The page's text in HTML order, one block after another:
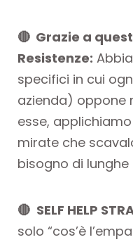
🔴 Grazie a
Resistenze:
specifici in cui
azienda) oppone
esse,
mirate che
bisogno di
🔴 SELF HELP
solo “cos’è